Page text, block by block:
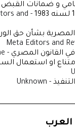
و ضمانات القبض
and
بشأن حق
القانون المصري - lawyers magazine
او استعمال
- Unknown
العرب